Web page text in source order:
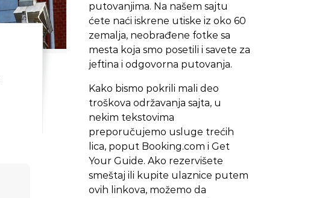
putovanjima. Na našem sajtu
ćete naći iskrene utiske iz oko 60
zemalja, neobrađene fotke sa
mesta koja smo posetili i savete za
jeftina i odgovorna putovanja.
Kako bismo pokrili mali deo
troškova održavanja sajta, u
nekim tekstovima
preporučujemo usluge trećih
lica, poput Booking.com i Get
Your Guide. Ako rezervišete
smeštaj ili kupite ulaznice putem
ovih linkova, možemo da